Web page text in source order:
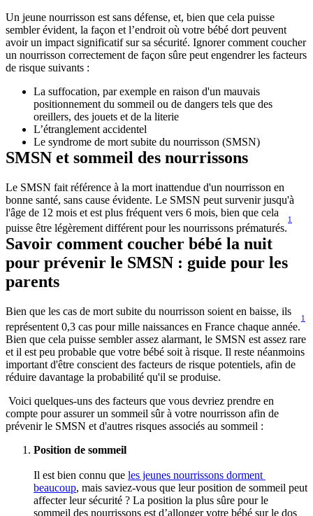
Un jeune nourrisson est sans défense, et, bien que cela puisse
sembler évident, la façon et l’endroit où votre bébé dort peuvent
avoir un impact significatif sur sa sécurité. Ignorer comment coucher
un nourrisson correctement de façon sûre peut engendrer les facteurs
de risque suivants :
La suffocation, par exemple en raison d'un mauvais
positionnement du sommeil ou de dangers tels que des
oreillers, des jouets et de la literie
L’étranglement accidentel
Le syndrome de mort subite du nourrisson (SMSN)
SMSN et sommeil des nourrissons
Le SMSN fait référence à la mort inattendue d'un nourrisson en
bonne santé, sans cause évidente. Le SMSN peut survenir jusqu'à
l'âge de 12 mois et est plus fréquent vers 6 mois, bien que cela
puisse être légèrement différent pour les nourrissons prématurés.
1
Savoir comment coucher bébé la nuit
pour prévenir le SMSN : guide pour les
parents
Bien que les cas de mort subite du nourrisson soient en baisse, ils
représentent 0,3 cas pour mille naissances en France chaque année.
1
Bien que cela puisse sembler assez alarmant, le SMSN est assez rare
et il est peu probable que votre bébé soit à risque. Il reste néanmoins
important d'être conscient des facteurs de risque potentiels, afin de
réduire davantage la probabilité qu'il se produise.
compte pour assurer un sommeil sûr à votre nourrisson afin de
prévenir le SMSN et d'autres risques associés au sommeil :
Position de sommeil
Il est bien connu que les jeunes nourrissons dorment
beaucoup, mais saviez-vous que leur position de sommeil peut
affecter leur sécurité ? La position la plus sûre pour le
sommeil des nourrissons est d’allonger votre bébé sur le dos